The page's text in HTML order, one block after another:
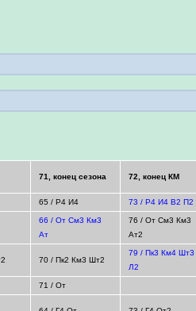
71, конец сезона 72, конец КМ
65 / Р4 И4 73 / Р4 И4 В2 П2
66 / От См3 Км3
Ат
76 / От См3 Км3
Ат2
70 / Пк2 Км3 Шт2
79 / Пк3 Км4 Шт3
Л2
71 / От